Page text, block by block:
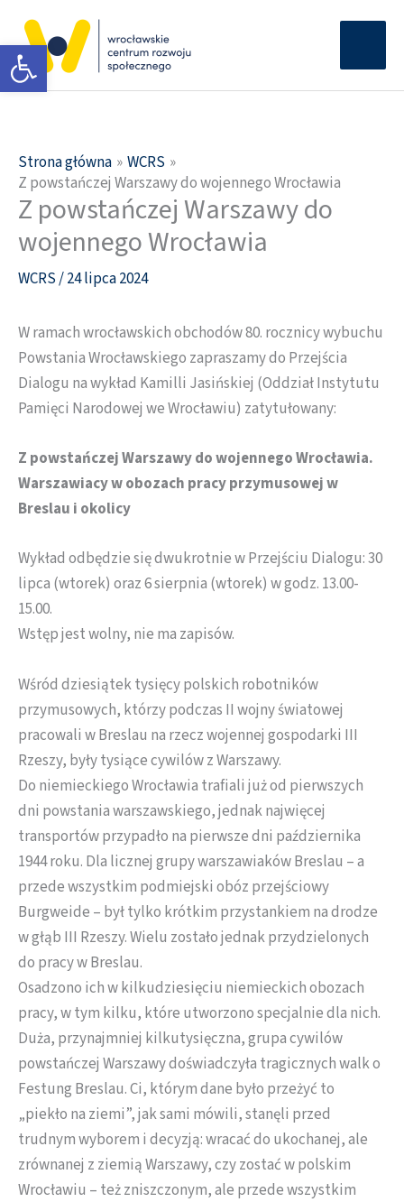
Otwórz pasek narzędzi
treści
Strona główna
WCRS
Z powstańczej Warszawy do wojennego Wrocławia
Z powstańczej Warszawy do
wojennego Wrocławia
WCRS/24 lipca 2024
W ramach wrocławskich obchodów 80. rocznicy wybuchu
Powstania Wrocławskiego zapraszamy do Przejścia
Dialogu na wykład Kamilli Jasińskiej (Oddział Instytutu
Pamięci Narodowej we Wrocławiu) zatytułowany:
Z powstańczej Warszawy do wojennego Wrocławia.
Warszawiacy w obozach pracy przymusowej w
Breslau i okolicy
Wykład odbędzie się dwukrotnie w Przejściu Dialogu: 30
lipca (wtorek) oraz 6 sierpnia (wtorek) w godz. 13.00-
15.00.
Wstęp jest wolny, nie ma zapisów.
Wśród dziesiątek tysięcy polskich robotników
przymusowych, którzy podczas II wojny światowej
pracowali w Breslau na rzecz wojennej gospodarki III
Rzeszy, były tysiące cywilów z Warszawy.
Do niemieckiego Wrocławia trafiali już od pierwszych
dni powstania warszawskiego, jednak najwięcej
transportów przypadło na pierwsze dni października
1944 roku. Dla licznej grupy warszawiaków Breslau – a
przede wszystkim podmiejski obóz przejściowy
Burgweide – był tylko krótkim przystankiem na drodze
w głąb III Rzeszy. Wielu zostało jednak przydzielonych
do pracy w Breslau.
Osadzono ich w kilkudziesięciu niemieckich obozach
pracy, w tym kilku, które utworzono specjalnie dla nich.
Duża, przynajmniej kilkutysięczna, grupa cywilów
powstańczej Warszawy doświadczyła tragicznych walk o
Festung Breslau. Ci, którym dane było przeżyć to
„piekło na ziemi”, jak sami mówili, stanęli przed
trudnym wyborem i decyzją: wracać do ukochanej, ale
zrównanej z ziemią Warszawy, czy zostać w polskim
Wrocławiu – też zniszczonym, ale przede wszystkim